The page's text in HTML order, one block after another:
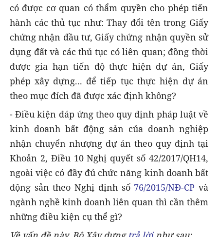
có được cơ quan có thẩm quyền cho phép tiến
hành các thủ tục như: Thay đổi tên trong Giấy
chứng nhận đầu tư, Giấy chứng nhận quyền sử
dụng đất và các thủ tục có liên quan; đồng thời
được gia hạn tiến độ thực hiện dự án, Giấy
phép xây dựng... để tiếp tục thực hiện dự án
theo mục đích đã được xác định không?
- Điều kiện đáp ứng theo quy định pháp luật về
kinh doanh bất động sản của doanh nghiệp
nhận chuyển nhượng dự án theo quy định tại
Khoản 2, Điều 10 Nghị quyết số 42/2017/QH14,
ngoài việc có đầy đủ chức năng kinh doanh bất
động sản theo Nghị định số 76/2015/NĐ-CP và
ngành nghề kinh doanh liên quan thì cần thêm
những điều kiện cụ thể gì?